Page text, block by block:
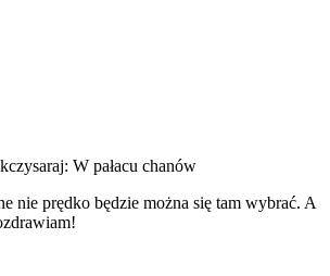
W pałacu chanów
nie prędko będzie można się tam wybrać. A